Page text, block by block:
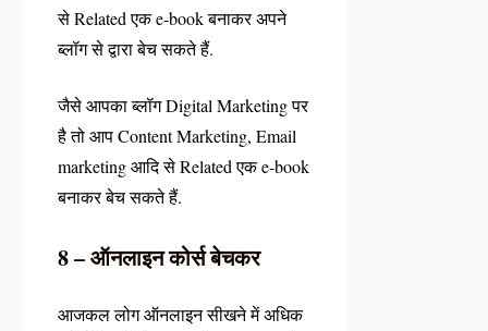
से Related एक e-book बनाकर अपने
ब्लॉग से द्वारा बेच सकते हैं.
जैसे आपका ब्लॉग Digital Marketing पर
है तो आप Content Marketing, Email
marketing आदि से Related एक e-book
बनाकर बेच सकते हैं.
8 – ऑनलाइन कोर्स बेचकर
आजकल लोग ऑनलाइन सीखने में अधिक